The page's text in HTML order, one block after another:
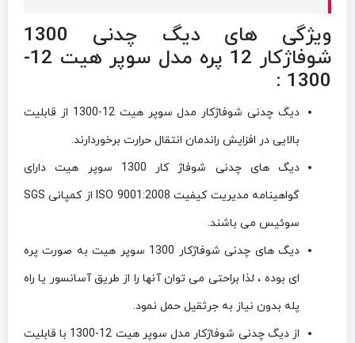
ویژگی های دیگ چدنی 1300
شوفاژکار 12 پره مدل سوپر هیت 12-
1300 :
دیگ چدنی شوفاژکار مدل سوپر هیت 12-1300 از قابلیت
بالایی در افزایش راندمان انتقال حرارت برخوردارند.
دیگ های چدنی شوفاژ کار 1300 سوپر هیت دارای
گواهینامه مدیریت کیفیت ISO 9001:2008 از کمپانی SGS
سوئیس می باشند.
دیگ های چدنی شوفاژکار 1300 سوپر هیت به صورت پره
ای بوده ، لذا براحتی می توان آنها را از طریق آسانسور یا راه
پله بدون نیاز به جرثقیل حمل نمود.
از دیگ چدنی شوفاژکار مدل سوپر هیت 12-1300 با قابلیت